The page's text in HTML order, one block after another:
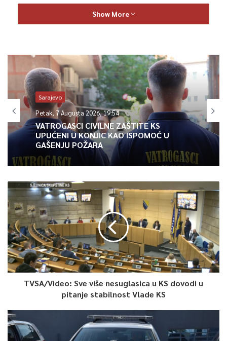
Centralna banka ističe također u saopćenju da je navedeno
zemljište kupila u decembru 2019. godine u skladu s važećim
– Savjesni smo i zakoniti vlasnik parcele, a kupoprodajnim
ugovorom je jasno definisano da je zemljište kupljeno
isključivo s ciljem izgradnje poslovnog objekta za potrebe
Glavne jedinice Sarajevo. Još jednom podsjećamo da je parcela
u vlasništvu Centralne banke BiH oduvijek bila betonirana
površina korišćena za potrebe parkinga i da graniči s
parkovskom površinom. Ostaje nejasno po kojim kriterijima se
parking prostor, koji je važećim Regulacionim planom predviđen
također ova banka u saopćenju.
Ako iz bilo kojih razloga Općina Centar ne bude mogla izvršiti
svoje ugovorne obaveze, banka će koristiti sve raspoložive
pravne mehanizme za zaštitu svojih legitimnih interesa jer je
dovedena u situaciju apsolutne pravne nesigurnosti te kao
zakoniti vlasnik onemogućena da koristi nekretninu za
namjenu zbog koje je nekretnina kupljena iako je sve ugovorne
obaveze uredno i blagovremeno izvršila.
– Posebno naglašavamo i to da je Odluka o proglašenju
Historijskog urbanog krajolika Sarajeva nacionalnim
Show More
Sarajevo
Petak, 7 Augusta 2026, 19:54
VATROGASCI CIVILNE ZAŠTITE KS
UPUĆENI U KONJIC KAO ISPOMOĆ U
GAŠENJU POŽARA
TVSA/Video: Sve više nesuglasica u KS dovodi u
pitanje stabilnost Vlade KS